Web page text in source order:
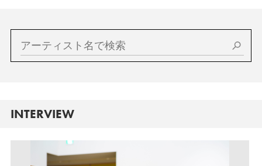
INTERVIEW